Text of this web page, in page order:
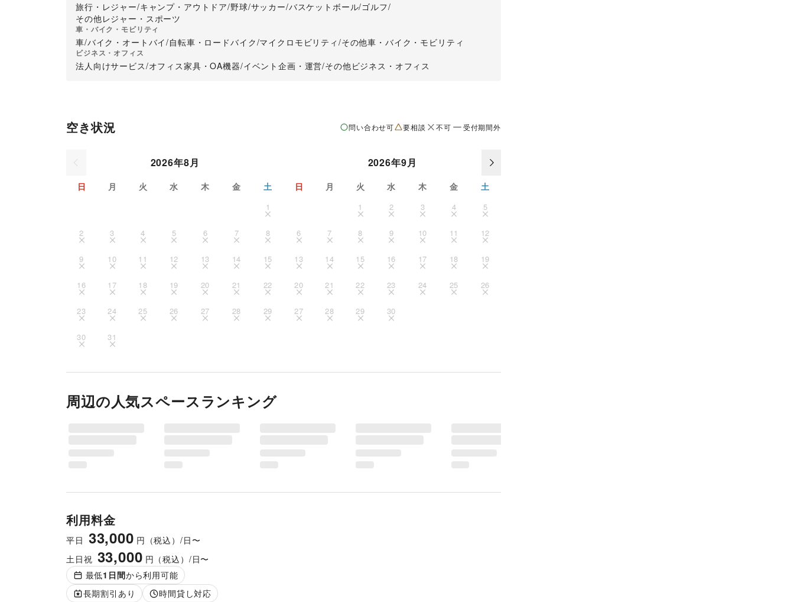
旅行・レジャー/キャンプ・アウトドア/野球/サッカー/バスケットボール/ゴルフ/
その他レジャー・スポーツ
車・バイク・モビリティ
車/バイク・オートバイ/自転車・ロードバイク/マイクロモビリティ /その他車・バイク・モビリティ
ビジネス・オフィス
法人向けサービス/オフィス家具・OA機器/イベント企画・運営/その他ビジネス・オフィス
空き状況 問い合わせ可 要相談 不可 受付期間外
2026年8月
日 月 火 水 木 金 土
1
2 3 4 5 6 7 8
9 10 11 12 13 14 15
16 17 18 19 20 21 22
23 24 25 26 27 28 29
30 31
2026年9月
日 月 火 水 木 金 土
1 2 3 4 5
6 7 8 9 10 11 12
13 14 15 16 17 18 19
20 21 22 23 24 25 26
27 28 29 30
周辺の人気スペースランキング
利用料金
平日 33,000 円（税込）/日〜
土日祝 33,000 円（税込）/日〜
最低1 日間から利用可能
長期割引あり
時間貸し対応